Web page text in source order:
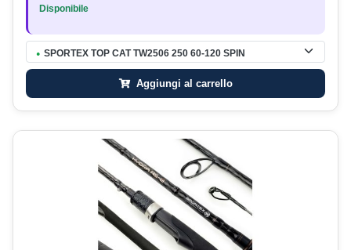
Disponibile
● SPORTEX TOP CAT TW2506 250 60-120 SPIN
Aggiungi al carrello